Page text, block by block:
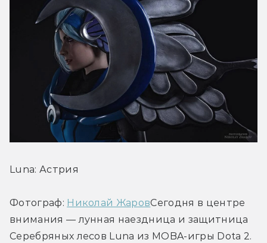
Luna: Аcтрия
Фотограф: Николай ЖаровСегодня в центре
внимания — лунная наездница и защитница
Серебряных лесов Luna из MOBA-игры Dota 2.